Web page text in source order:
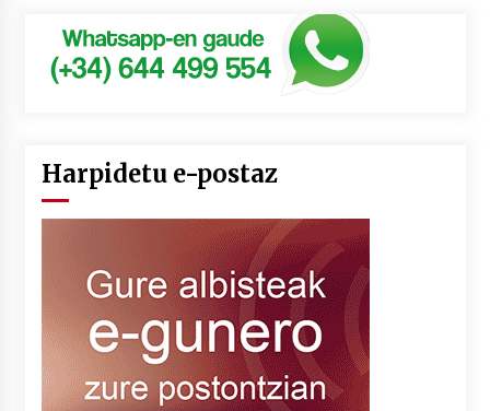
Harpidetu e-postaz